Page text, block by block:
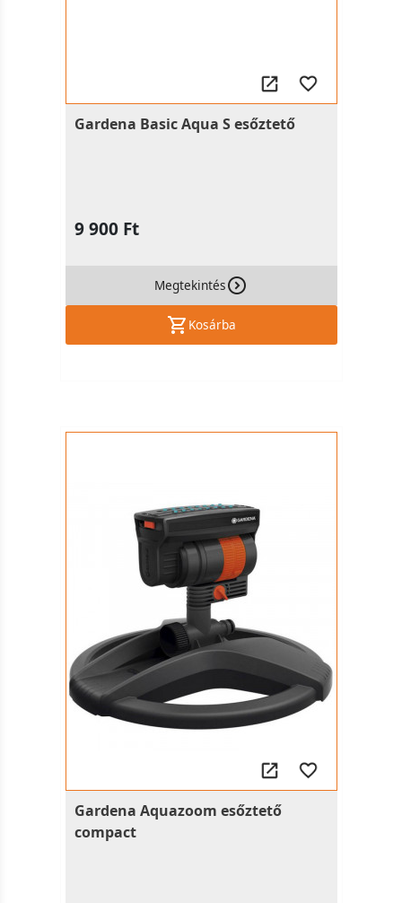
Gardena Basic Aqua S esőztető
9 900 Ft
Megtekintés
Kosárba
Gardena Aquazoom esőztető
compact